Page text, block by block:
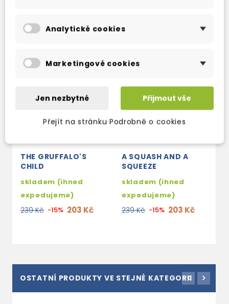
THE GRUFFALO'S
CHILD
skladem (ihned
expedujeme)
239 Kč -15% 203 Kč
A SQUASH AND A
SQUEEZE
skladem (ihned
expedujeme)
239 Kč -15% 203 Kč
OSTATNÍ PRODUKTY VE STEJNÉ KATEGORII
Analytické cookies
Marketingové cookies
Jen nezbytné Přijmout vše
Přejít na stránku Podrobně o cookies